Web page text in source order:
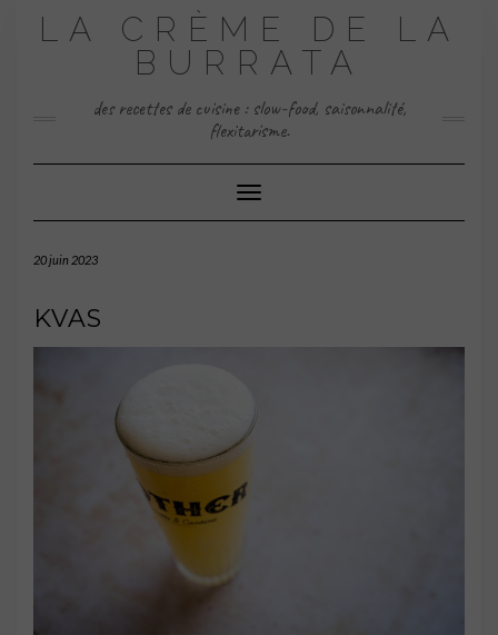
LA CRÈME DE LA
BURRATA
des recettes de cuisine : slow-food, saisonnalité,
flexitarisme.
Toggle Navigation
20 juin 2023
KVAS